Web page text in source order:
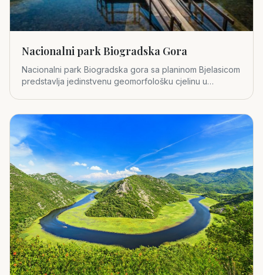
Nacionalni park Biogradska Gora
Nacionalni park Biogradska gora sa planinom Bjelasicom
predstavlja jedinstvenu geomorfološku cjelinu u